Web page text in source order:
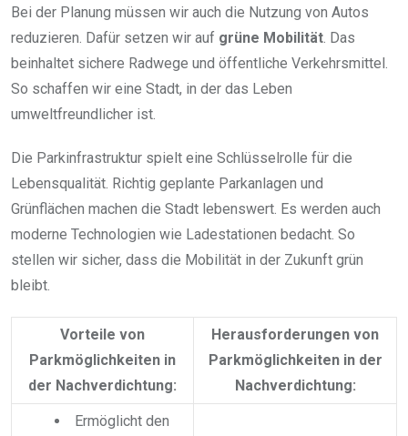
Bei der Planung müssen wir auch die Nutzung von Autos
reduzieren. Dafür setzen wir auf grüne Mobilität. Das
beinhaltet sichere Radwege und öffentliche Verkehrsmittel.
So schaffen wir eine Stadt, in der das Leben
umweltfreundlicher ist.
Die Parkinfrastruktur spielt eine Schlüsselrolle für die
Lebensqualität. Richtig geplante Parkanlagen und
Grünflächen machen die Stadt lebenswert. Es werden auch
moderne Technologien wie Ladestationen bedacht. So
stellen wir sicher, dass die Mobilität in der Zukunft grün
bleibt.
Vorteile von
Parkmöglichkeiten in
der Nachverdichtung:
Herausforderungen von
Parkmöglichkeiten in der
Nachverdichtung:
Ermöglicht den